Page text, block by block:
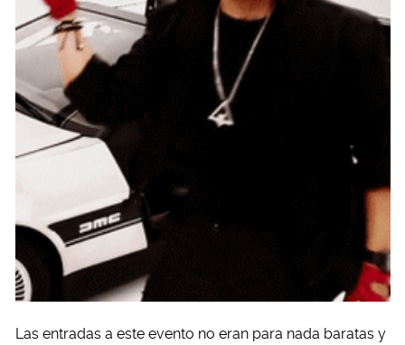
Las entradas a este evento no eran para nada baratas y